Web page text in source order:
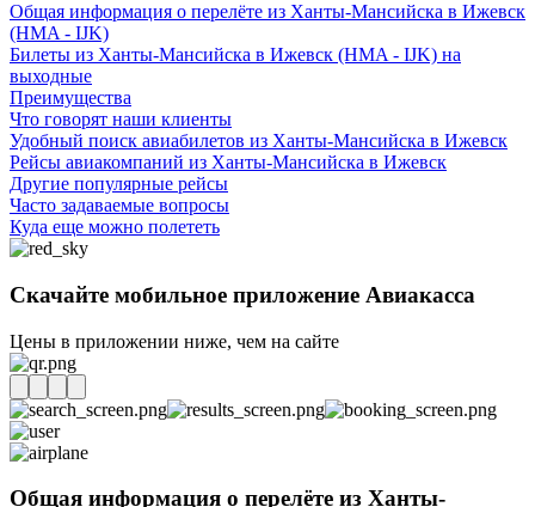
Общая информация о перелёте из Ханты-Мансийска в Ижевск
(HMA - IJK)
Билеты из Ханты-Мансийска в Ижевск (HMA - IJK) на
выходные
Преимущества
Что говорят наши клиенты
Удобный поиск авиабилетов из Ханты-Мансийска в Ижевск
Рейсы авиакомпаний из Ханты-Мансийска в Ижевск
Другие популярные рейсы
Часто задаваемые вопросы
Куда еще можно полететь
Скачайте мобильное приложение Авиакасса
Цены в приложении ниже, чем на сайте
Общая информация о перелёте из Ханты-